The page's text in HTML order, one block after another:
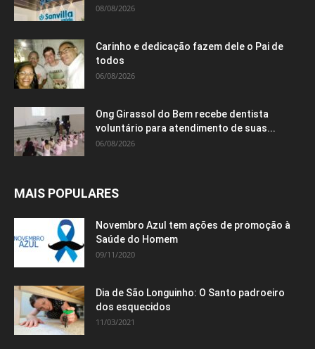
08/08/2026
Carinho e dedicação fazem dele o Pai de
todos
06/08/2026
Ong Girassol do Bem recebe dentista
voluntário para atendimento de suas...
06/08/2026
MAIS POPULARES
Novembro Azul tem ações de promoção à
Saúde do Homem
09/11/2020
Dia de São Longuinho: O Santo padroeiro
dos esquecidos
11/03/2021